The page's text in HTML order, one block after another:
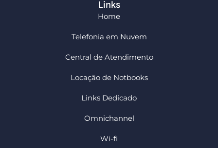
Links
Home
Telefonia em Nuvem
Central de Atendimento
Locação de Notbooks
Links Dedicado
Omnichannel
Wi-fi